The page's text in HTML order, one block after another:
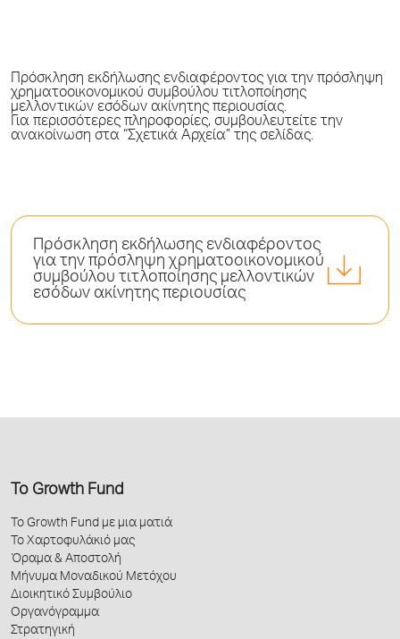
Πρόσκληση εκδήλωσης ενδιαφέροντος για την πρόσληψη
χρηματοοικονομικού συμβούλου τιτλοποίησης
μελλοντικών εσόδων ακίνητης περιουσίας.
Για περισσότερες πληροφορίες, συμβουλευτείτε την
ανακοίνωση στα “Σχετικά Αρχεία” της σελίδας.
Πρόσκληση εκδήλωσης ενδιαφέροντος
για την πρόσληψη χρηματοοικονομικού
συμβούλου τιτλοποίησης μελλοντικών
εσόδων ακίνητης περιουσίας
Το Growth Fund
Το Growth Fund με μια ματιά
Το Χαρτοφυλάκιό μας
Όραμα & Αποστολή
Μήνυμα Μοναδικού Μετόχου
Διοικητικό Συμβούλιο
Οργανόγραμμα
Στρατηγική